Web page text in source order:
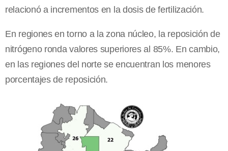
relacionó a incrementos en la dosis de fertilización.
En regiones en torno a la zona núcleo, la reposición de
nitrógeno ronda valores superiores al 85%. En cambio,
en las regiones del norte se encuentran los menores
porcentajes de reposición.